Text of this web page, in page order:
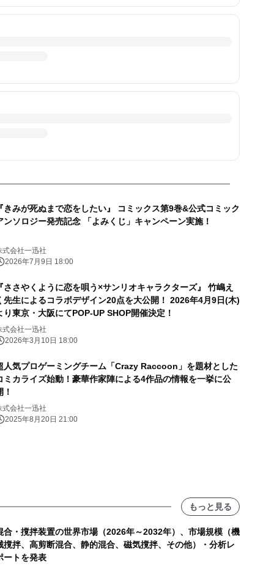
きみが死ぬまで恋をしたい』 コミックス第9巻&公式コミック
ンソロジー発売記念 「よみくじ」キャンペーン実施！
式会社一迅社
2026年7月9日 18:00
ささやくように恋を唄う×サンリオキャラクターズ』 竹嶋え
先生によるコラボデザイン20点を大公開！ 2026年4月9日(木)
り東京・大阪にてPOP-UP SHOP開催決定！
式会社一迅社
2026年3月10日 18:00
人気プロゲーミングチーム「Crazy Raccoon」を題材とした
ミカライズ始動！豪華作家陣による4作品の情報を一挙に公
！
式会社一迅社
2025年8月20日 21:00
もっと見る
合・撹拌装置の世界市場（2026年～2032年）、市場規模（機
撹拌、高剪断混合、静的混合、磁気撹拌、その他）・分析レ
ートを発表